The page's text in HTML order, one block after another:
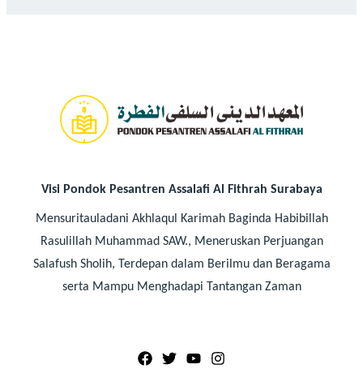
Visi Pondok Pesantren Assalafi Al Fithrah Surabaya
Mensuritauladani Akhlaqul Karimah Baginda Habibillah
Rasulillah Muhammad SAW., Meneruskan Perjuangan
Salafush Sholih, Terdepan dalam Berilmu dan Beragama
serta Mampu Menghadapi Tantangan Zaman